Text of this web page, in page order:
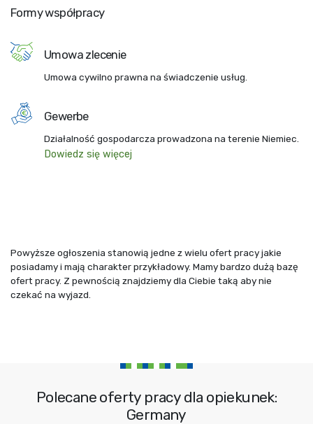
Formy współpracy
Umowa zlecenie
Umowa cywilno prawna na świadczenie usług.
Gewerbe
Działalność gospodarcza prowadzona na terenie Niemiec.
Dowiedz się więcej
Powyższe ogłoszenia stanowią jedne z wielu ofert pracy jakie
posiadamy i mają charakter przykładowy. Mamy bardzo dużą bazę
ofert pracy. Z pewnością znajdziemy dla Ciebie taką aby nie
czekać na wyjazd.
Polecane oferty pracy dla opiekunek:
Germany